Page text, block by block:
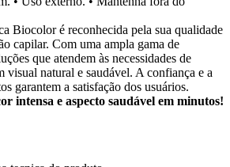
Biocolor é reconhecida pela sua qualidade
capilar. Com uma ampla gama de
que atendem às necessidades de
visual natural e saudável. A confiança e a
garantem a satisfação dos usuários.
intensa e aspecto saudável em minutos!